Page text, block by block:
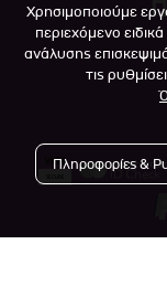
Χρησιμοποιούμε
περιεχόμενο
ανάλυσης
τις
Πληροφορίες &